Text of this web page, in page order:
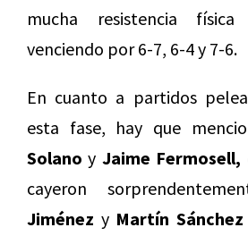
mucha resistencia
venciendo por 6-7, 6-4 y 7-6.
En cuanto a partidos
esta fase, hay que
Solano y Jaime Fermosell,
cayeron
Jiménez y Martín